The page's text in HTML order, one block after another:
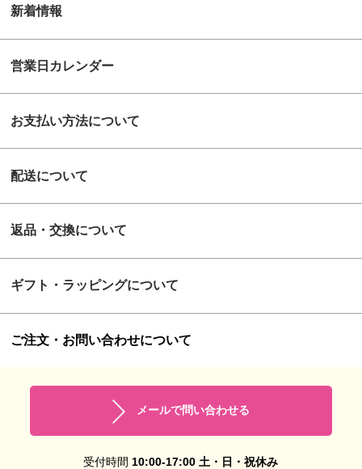
新着情報
営業日カレンダー
お支払い方法について
配送について
返品・交換について
ギフト・ラッピングについて
ご注文・お問い合わせについて
メールで問い合わせる
受付時間 10:00-17:00 土・日・祝休み